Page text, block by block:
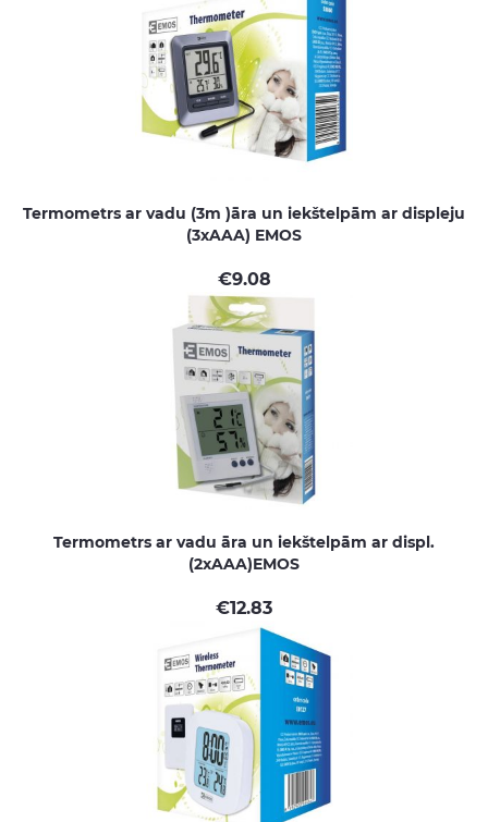
Termometrs ar vadu (3m )āra un iekštelpām ar displeju
(3xAAA) EMOS
€9.08
Termometrs ar vadu āra un iekštelpām ar displ.
(2xAAA)EMOS
€12.83